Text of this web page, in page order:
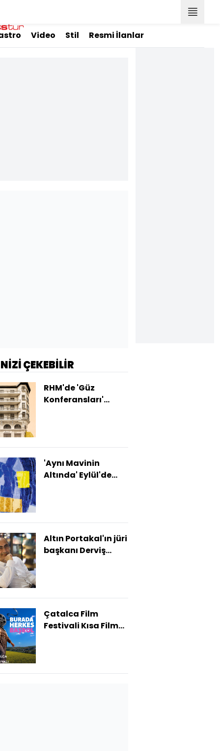
Video Stil Resmi İlanlar
ÇEKEBİLİR
RHM'de 'Güz
Konferansları'
'Aynı Mavinin
Altında' Eylül'de
Altın Portakal'ın jüri
başkanı Derviş
Çatalca Film
Festivali Kısa Film